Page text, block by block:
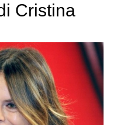
Cristina